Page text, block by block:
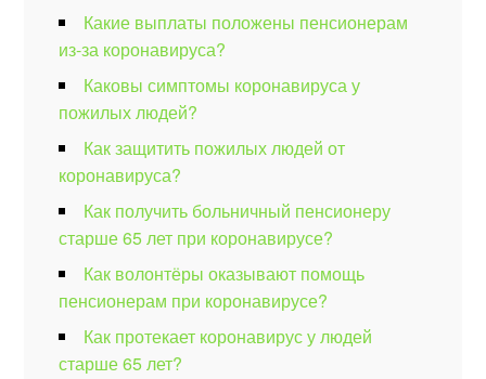
Какие выплаты положены пенсионерам
из-за коронавируса?
Каковы симптомы коронавируса у
пожилых людей?
Как защитить пожилых людей от
коронавируса?
Как получить больничный пенсионеру
старше 65 лет при коронавирусе?
Как волонтёры оказывают помощь
пенсионерам при коронавирусе?
Как протекает коронавирус у людей
старше 65 лет?